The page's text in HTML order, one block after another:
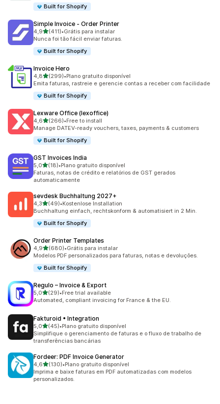
Built for Shopify
Simple Invoice ‑ Order Printer
4,9de 5 estrelas
(411)
411 avaliações ao todo
•Grátis para instalar
Nunca foi tão fácil enviar faturas.
Built for Shopify
Invoice Hero
4,8de 5 estrelas
(299)
299 avaliações ao todo
•Plano gratuito disponível
Emita faturas, rastreie e gerencie contas a receber com facilidade
Built for Shopify
Lexware Office (lexoffice)
4,6de 5 estrelas
(266)
266 avaliações ao todo
•Free to install
Manage DATEV-ready vouchers, taxes, payments & customers
Built for Shopify
GST Invoices India
5,0de 5 estrelas
(18)
18 avaliações ao todo
•Plano gratuito disponível
Faturas, notas de crédito e relatórios de GST gerados
automaticamente
sevdesk Buchhaltung 2027+
4,3de 5 estrelas
(49)
49 avaliações ao todo
•Kostenlose Installation
Buchhaltung einfach, rechtskonform & automatisiert in 2 Min.
Built for Shopify
Order Printer Templates
4,9de 5 estrelas
(680)
680 avaliações ao todo
•Grátis para instalar
Modelos PDF personalizados para faturas, notas e devoluções.
Built for Shopify
Regulo – Invoice & Export
5,0de 5 estrelas
(29)
29 avaliações ao todo
•Free trial available
Automated, compliant invoicing for France & the EU.
Fakturoid • Integration
5,0de 5 estrelas
(45)
45 avaliações ao todo
•Plano gratuito disponível
Simplifique o gerenciamento de faturas e o fluxo de trabalho de
transferências bancárias
Fordeer: PDF Invoice Generator
4,6de 5 estrelas
(130)
130 avaliações ao todo
•Plano gratuito disponível
Imprima e baixe faturas em PDF automatizadas com modelos
personalizados.